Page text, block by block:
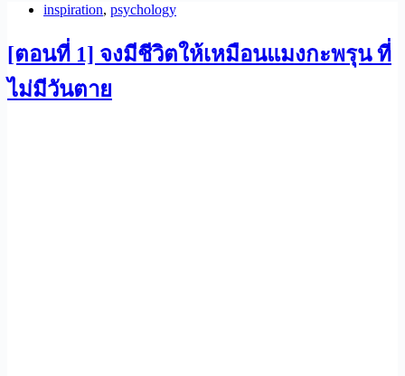
inspiration, psychology
[ตอนที่ 1] จงมีชีวิตให้เหมือนแมงกะพรุน ที่
ไม่มีวันตาย